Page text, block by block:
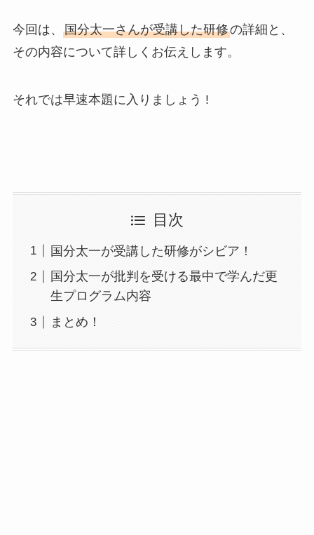
今回は、 国分太一さんが受講した研修の詳細と、
その内容について詳しくお伝えします。
それでは早速本題に入りましょう !
目次
国分太一が受講した研修がシビア！
国分太一が批判を受ける最中で学んだ更
生プログラム内容
まとめ！